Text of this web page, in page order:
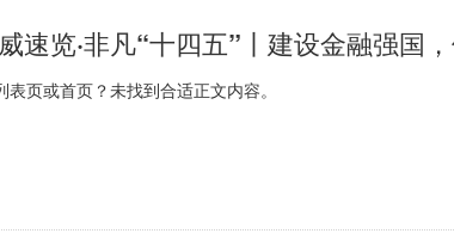
表页或首页？未找到合适正文内容。